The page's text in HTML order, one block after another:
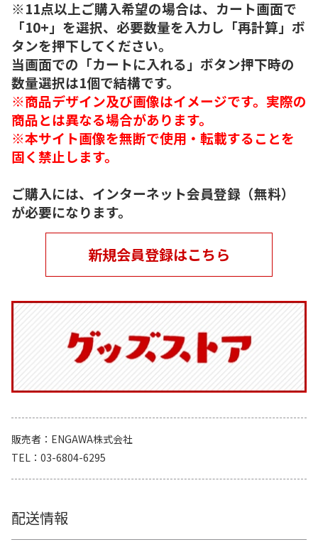
※11点以上ご購入希望の場合は、カート画面で
「10+」を選択、必要数量を入力し「再計算」ボ
タンを押下してください。
当画面での「カートに入れる」ボタン押下時の
数量選択は1個で結構です。
※商品デザイン及び画像はイメージです。実際の
商品とは異なる場合があります。
※本サイト画像を無断で使用・転載することを
固く禁止します。
ご購入には、インターネット会員登録（無料）
が必要になります。
新規会員登録はこちら
販売者
ENGAWA株式会社
TEL
03-6804-6295
配送情報